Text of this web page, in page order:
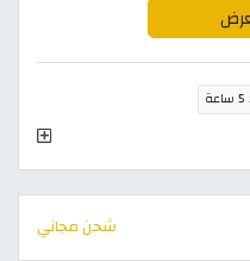
5 ساعة
شحن مجاني